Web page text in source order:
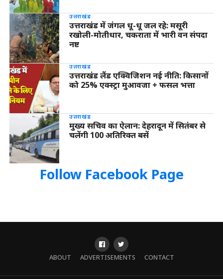
उत्तराखंड
उत्तराखंड में जंगल धू-धू जल रहे: मसूरी
रखोली-मोतीधार, चकराता में भारी वन संपदा
नष्ट
उत्तराखंड
उत्तराखंड लैंड एक्विजिशन नई नीति: किसानों
को 25% एक्स्ट्रा मुआवजा + फसल भत्ता
उत्तराखंड
मुख्य सचिव का ऐलान: देहरादून में सितंबर से
चलेंगी 100 अतिरिक्त बसें
Follow Facebook Page
ABOUT ADVERTISEMENTS CONTACT